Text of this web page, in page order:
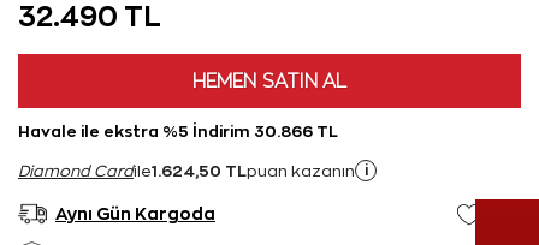
32.490 TL
HEMEN SATIN AL
Havale ile ekstra %5 İndirim 30.866 TL
Diamond Cardile1.624,50 TL puan kazanın i
Aynı Gün Kargoda